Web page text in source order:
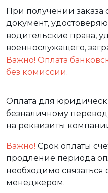
При получении заказа
документ,
водительские права,
военнослужащего,
Важно! Оплата
без комиссии.
Оплата для
безналичному
на реквизиты
Важно! Срок оплаты
продление периода
необходимо
менеджером.